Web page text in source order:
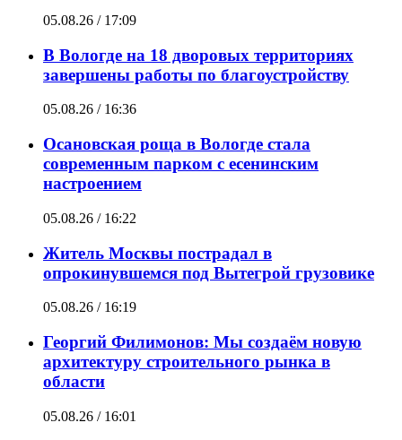
05.08.26 / 17:09
В Вологде на 18 дворовых территориях
завершены работы по благоустройству
05.08.26 / 16:36
Осановская роща в Вологде стала
современным парком с есенинским
настроением
05.08.26 / 16:22
Житель Москвы пострадал в
опрокинувшемся под Вытегрой грузовике
05.08.26 / 16:19
Георгий Филимонов: Мы создаём новую
архитектуру строительного рынка в
области
05.08.26 / 16:01